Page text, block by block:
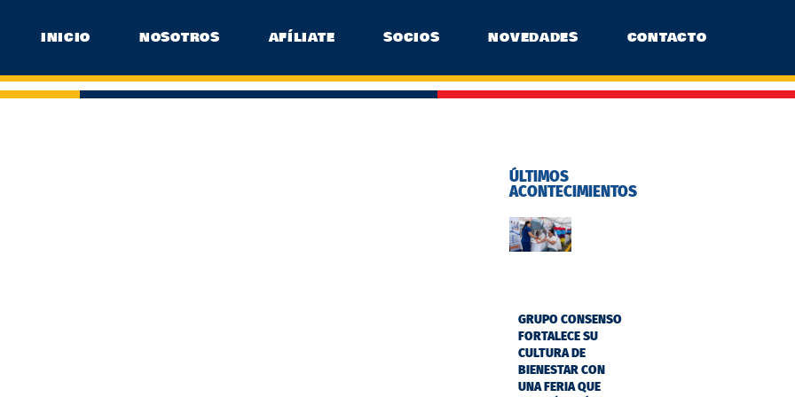
INICIO NOSOTROS AFÍLIATE SOCIOS NOVEDADES CONTACTO
ÚLTIMOS
ACONTECIMIENTOS
GRUPO CONSENSO
FORTALECE SU
CULTURA DE
BIENESTAR CON
UNA FERIA QUE